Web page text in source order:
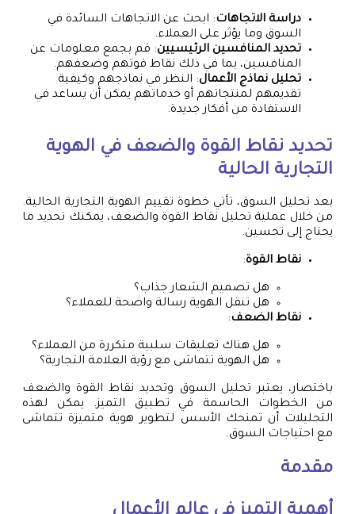
دراسة الاتجاهات: ابحث عن الاتجاهات السائدة في
السوق وما يؤثر على العملاء.
تحديد المنافسين الرئيسيين: قم بجمع معلومات عن
المنافسين، بما في ذلك نقاط قوتهم وضعفهم.
تحليل نماذج الأعمال: النظر في نماذجهم وكيفية
تقديمهم لمنتجاتهم أو خدماتهم يمكن أن يساعد في
الاستفادة من أفكار جديدة.
تحديد نقاط القوة والضعف في الهوية
التجارية الحالية
بعد تحليل السوق، تأتي خطوة تقييم الهوية التجارية الحالية.
من خلال عملية تحليل نقاط القوة والضعف، يمكنك تحديد ما
يحتاج إلى تحسين.
نقاط القوة:
هل تصميم الشعار جذاب؟
هل تنقل الهوية رسالة واضحة للعملاء؟
نقاط الضعف:
هل هناك تعليقات سلبية متكررة من العملاء؟
هل الهوية تتماشى مع رؤية العلامة التجارية؟
باختصار، يعتبر تحليل السوق وتحديد نقاط القوة والضعف
من الخطوات الحاسمة في تطبيق التميز. يمكن لهذه
التحليلات أن تمنحك الأسس لتطوير هوية متميزة تتماشى
مع احتياجات السوق.
مقدمة